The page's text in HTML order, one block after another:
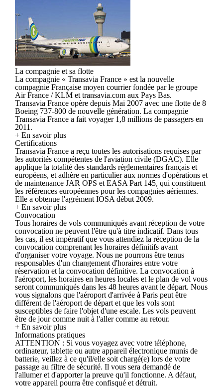
La compagnie et sa flotte
La compagnie « Transavia France » est la nouvelle
compagnie Française moyen courrier fondée par le groupe
Air France / KLM et transavia.com aux Pays Bas.
Transavia France opère depuis Mai 2007 avec une flotte de 8
Boeing 737-800 de nouvelle génération. La compagnie
Transavia France a fait voyager 1,8 millions de passagers en
2011.
+ En savoir plus
Certifications
Transavia France a reçu toutes les autorisations requises par
les autorités compétentes de l'aviation civile (DGAC). Elle
applique la totalité des standards réglementaires français et
européens, et adhère en particulier aux normes d'opérations et
de maintenance JAR OPS et EASA Part 145, qui constituent
les références européennes pour les compagnies aériennes.
Elle a obtenue l'agrément IOSA début 2009.
+ En savoir plus
Convocation
Tous horaires de vols communiqués avant réception de votre
convocation ne peuvent l'être qu'à titre indicatif. Dans tous
les cas, il est impératif que vous attendiez la réception de la
convocation comprenant les horaires définitifs avant
d'organiser votre voyage. Nous ne pourrons être tenus
responsables d'un changement d'horaires entre votre
réservation et la convocation définitive. La convocation à
l'aéroport, les horaires en heures locales et le plan de vol vous
seront communiqués dans les 48 heures avant le départ. Nous
vous signalons que l'aéroport d'arrivée à Paris peut être
différent de l'aéroport de départ et que les vols sont
susceptibles de faire l'objet d'une escale. Les vols peuvent
être de jour comme nuit à l'aller comme au retour.
+ En savoir plus
Informations pratiques
ATTENTION : Si vous voyagez avec votre téléphone,
ordinateur, tablette ou autre appareil électronique munis de
batterie, veillez à ce qu'il/elle soit chargé(e) lors de votre
passage au filtre de sécurité. Il vous sera demandé de
l'allumer et d'apporter la preuve qu'il fonctionne. A défaut,
votre appareil pourra être confisqué et détruit.